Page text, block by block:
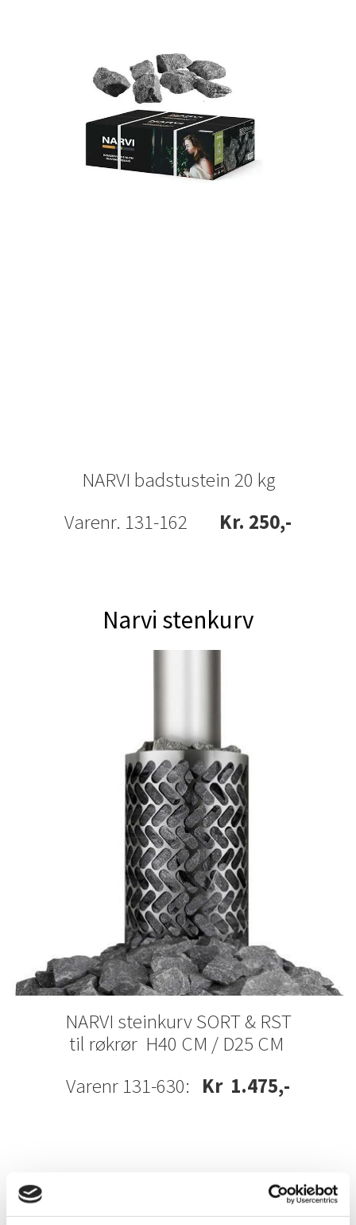
NARVI badstustein 20 kg
Varenr. 131-162 Kr. 250,-
Narvi stenkurv
NARVI steinkurv SORT & RST
til røkrør H40 CM / D25 CM
Varenr 131-630: Kr 1.475,-